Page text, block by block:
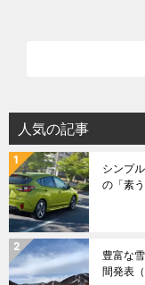
人気の記事
シンプ
の「素
豊富な
間発表